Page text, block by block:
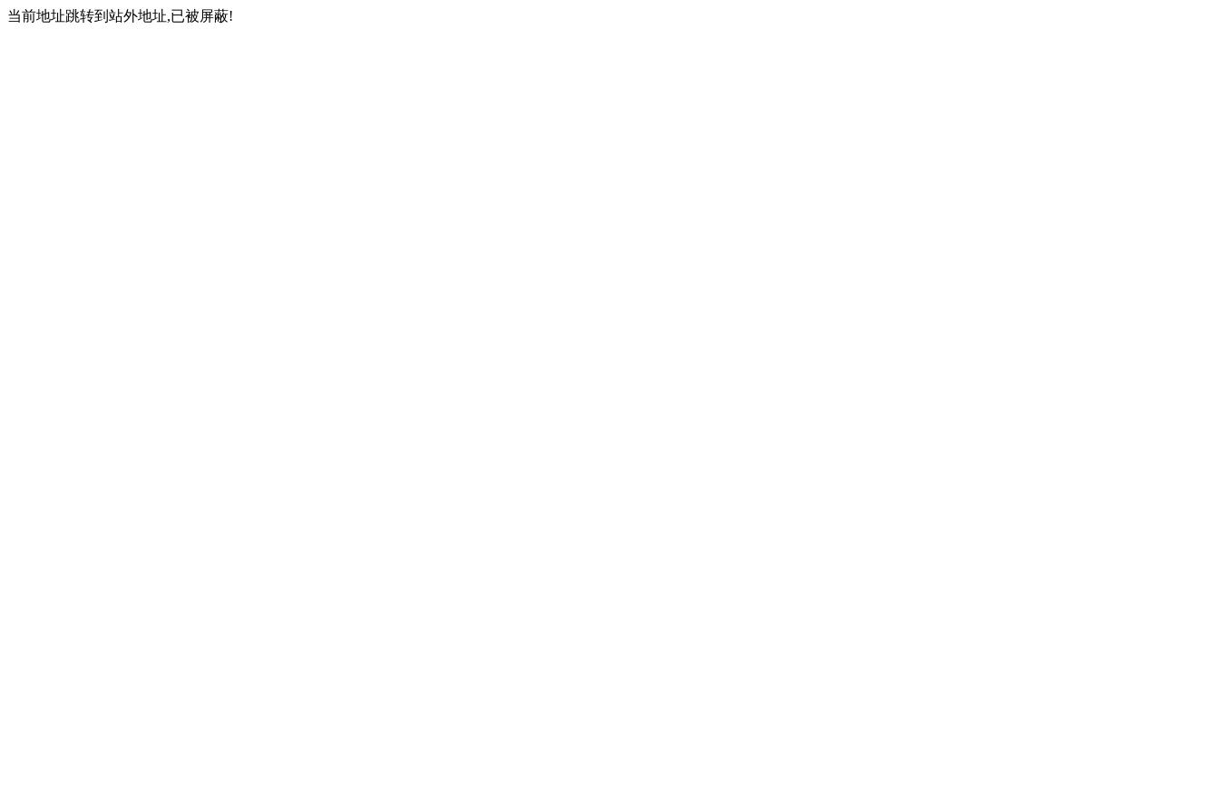
当前地址跳转到站外地址,已被屏蔽!